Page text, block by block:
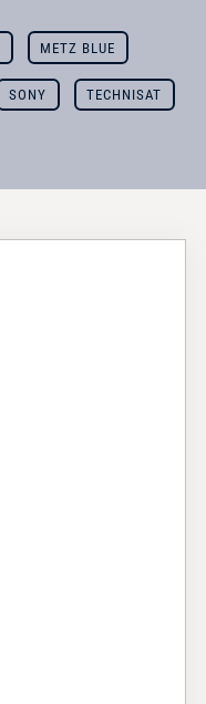
METZ BLUE
SONY TECHNISAT